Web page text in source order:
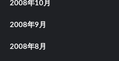
2008年10月
2008年9月
2008年8月